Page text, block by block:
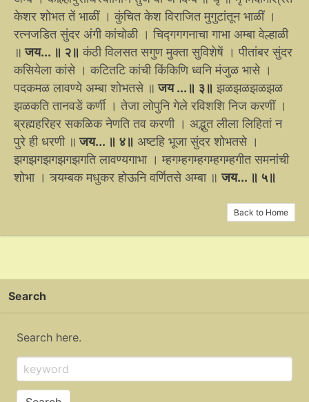
केशर शोभत तें भाळीं । कुंचित केश विराजित मुगुटांतून भाळीं ।
रत्नजडित सुंदर अंगी कांचोळी । चिद्गगगनाचा गाभा अम्बा वेल्हाळी
॥ जय... ॥ २॥ कंठी विलसत सगुण मुक्ता सुविशेषें । पीतांबर सुंदर
कसियेला कांसे । कटितटि कांची किंकिणि ध्वनि मंजुळ भासे ।
पदकमळ लावण्ये अम्बा शोभतसे ॥ जय ...॥ ३॥ झळझळझळझळ
झळकति तानवडें कर्णी । तेजा लोपुनि गेले रविशशि निज करणीं ।
ब्रह्महरिहर सकळिक नेणति तव करणी । अद्भुत लीला लिहितां न
पुरे ही धरणी ॥ जय... ॥ ४॥ अष्टहि भूजा सुंदर शोभतसे ।
झगझगझगझगझगति लावण्यगाभा । म्हगम्हगम्हगम्हगम्हगीत समनांची
शोभा । त्र्यम्बक मधुकर होऊनि वर्णितसे अम्बा ॥जय... ॥ ५॥
Back to Home
Search
Search here.